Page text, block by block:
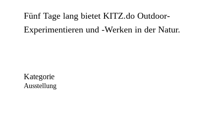
Fünf Tage lang bietet KITZ.do Outdoor-
Experimentieren und -Werken in der Natur.
Kategorie
Ausstellung